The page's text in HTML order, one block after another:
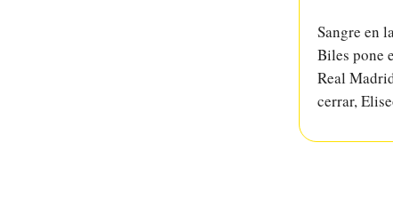
Sangre en
Biles pone
Real
cerrar,